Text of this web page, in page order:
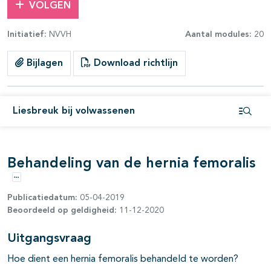
VOLGEN
Initiatief: NVVH Aantal modules: 20
Bijlagen Download richtlijn
Liesbreuk bij volwassenen
Behandeling van de hernia femoralis
Opties
Publicatiedatum: 05-04-2019
Beoordeeld op geldigheid: 11-12-2020
Uitgangsvraag
Hoe dient een hernia femoralis behandeld te worden?